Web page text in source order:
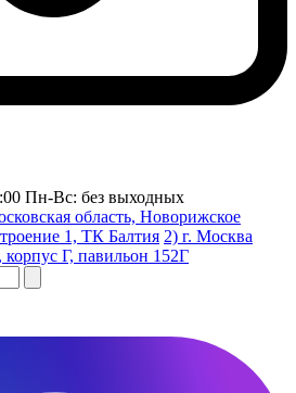
Пн-Вс: без выходных
область, Новорижское
1, ТК Балтия 2) г. Москва
Г, павильон 152Г